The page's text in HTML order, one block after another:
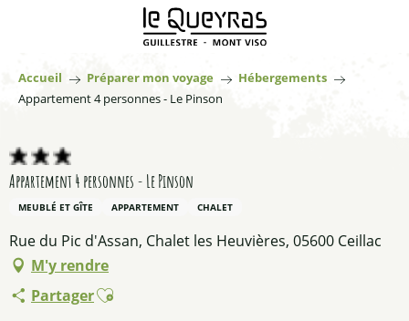
principal
Accueil Préparer mon voyage
Hébergements
Appartement 4 personnes - Le Pinson
Appartement 4 personnes - Le Pinson
MEUBLÉ ET GÎTE APPARTEMENT CHALET
Rue du Pic d'Assan, Chalet les Heuvières, 05600 Ceillac
M'y rendre
PartagerAjouter aux favoris